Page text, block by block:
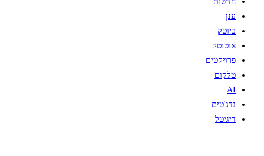
ענן
ביוטק
אוטוטק
פרויקטים
טלקום
AI
גדג'טים
דיגיטל